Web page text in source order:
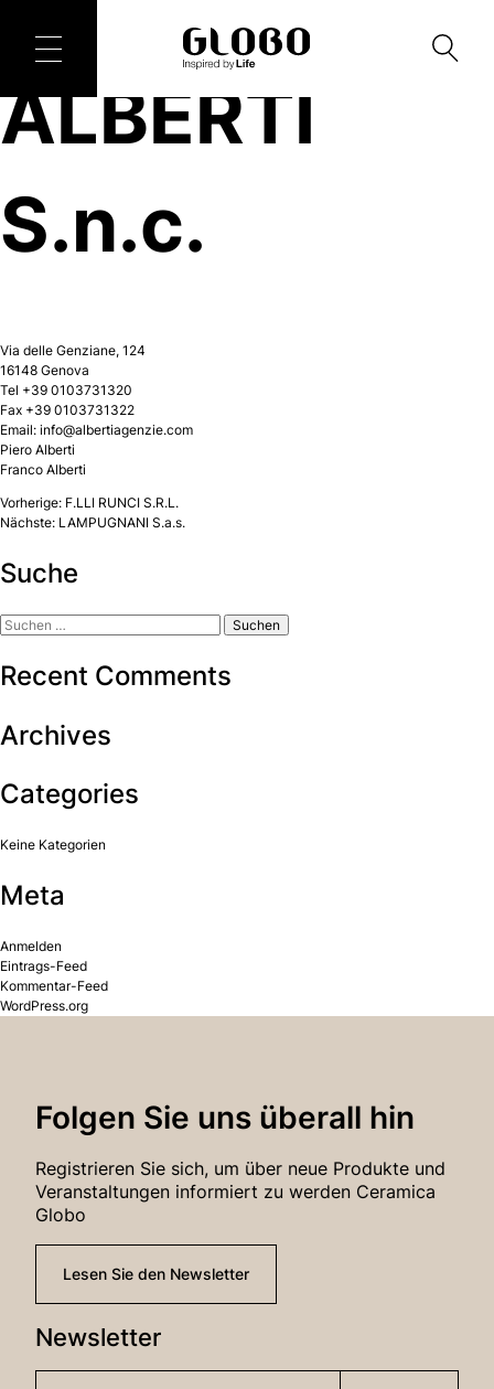
ALBERTI
S.n.c.
Via delle Genziane, 124
16148 Genova
Tel +39 0103731320
Fax +39 0103731322
Email: info@albertiagenzie.com
Piero Alberti
Franco Alberti
Beitragsnavigation
Vorherige: F.LLI RUNCI S.R.L.
Nächste: LAMPUGNANI S.a.s.
Suche
Suchen
Recent Comments
Archives
Categories
Keine Kategorien
Meta
Anmelden
Eintrags-Feed
Kommentar-Feed
WordPress.org
Folgen Sie uns überall hin
Registrieren Sie sich, um über neue Produkte und
Veranstaltungen informiert zu werden Ceramica
Globo
Lesen Sie den Newsletter
Newsletter